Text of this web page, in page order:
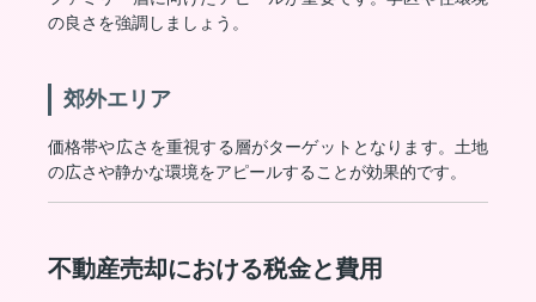
の良さを強調しましょう。
郊外エリア
価格帯や広さを重視する層がターゲットとなります。土地
の広さや静かな環境をアピールすることが効果的です。
不動産売却における税金と費用